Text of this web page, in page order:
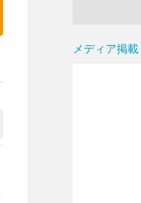
メディア掲載